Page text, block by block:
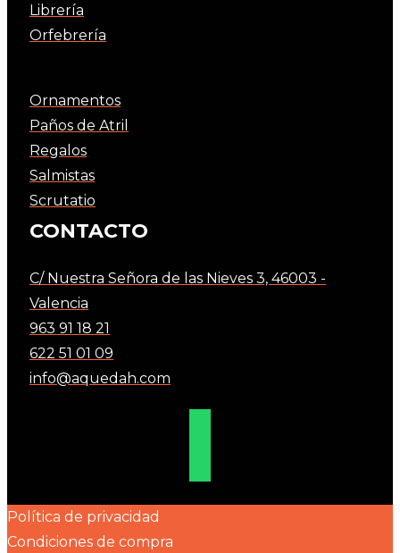
Librería
Orfebrería
Ornamentos
Paños de Atril
Regalos
Salmistas
Scrutatio
CONTACTO
C/ Nuestra Señora de las Nieves 3, 46003 -
Valencia
963 91 18 21
622 51 01 09
info@aquedah.com
Política de privacidad
Condiciones de compra